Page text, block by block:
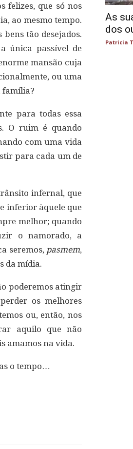
felizes, que só nos
ao mesmo tempo.
tão desejados.
única passível de
mansão cuja
ou uma
família?
para todas essa
O ruim é quando
com uma vida
para cada um de
infernal, que
inferior àquele que
melhor; quando
o namorado, a
seremos, pasmem,
da mídia.
poderemos atingir
os melhores
ou, então, nos
aquilo que não
amamos na vida.
o tempo…
As
dos
Patricia